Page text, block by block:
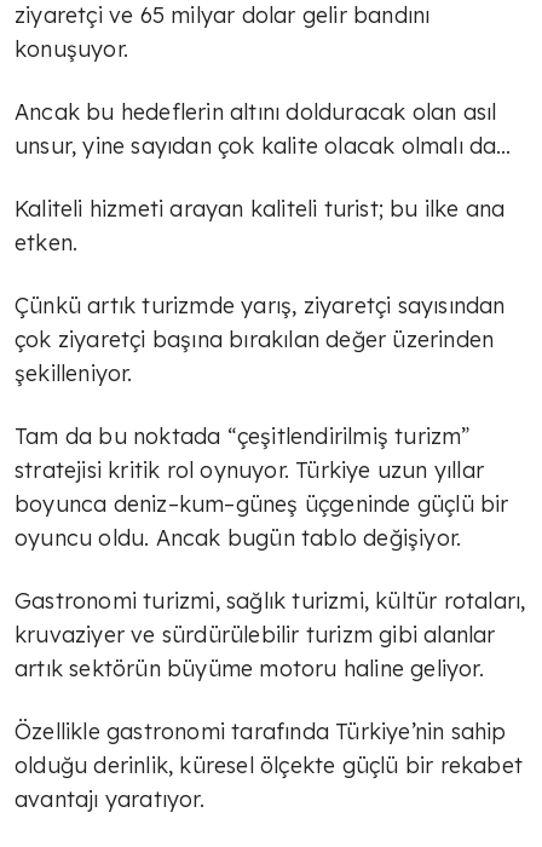
ziyaretçi ve 65 milyar dolar gelir bandını
konuşuyor.
Ancak bu hedeflerin altını dolduracak olan asıl
unsur, yine sayıdan çok kalite olacak olmalı da…
Kaliteli hizmeti arayan kaliteli turist; bu ilke ana
etken.
Çünkü artık turizmde yarış, ziyaretçi sayısından
çok ziyaretçi başına bırakılan değer üzerinden
şekilleniyor.
Tam da bu noktada “çeşitlendirilmiş turizm”
stratejisi kritik rol oynuyor. Türkiye uzun yıllar
boyunca deniz–kum–güneş üçgeninde güçlü bir
oyuncu oldu. Ancak bugün tablo değişiyor.
Gastronomi turizmi, sağlık turizmi, kültür rotaları,
kruvaziyer ve sürdürülebilir turizm gibi alanlar
artık sektörün büyüme motoru haline geliyor.
Özellikle gastronomi tarafında Türkiye’nin sahip
olduğu derinlik, küresel ölçekte güçlü bir rekabet
avantajı yaratıyor.